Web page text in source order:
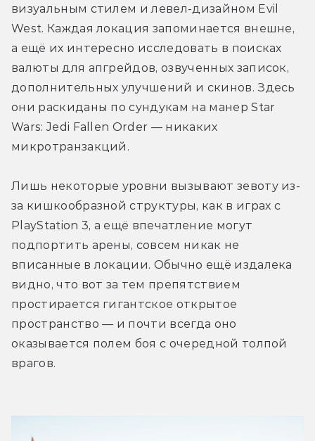
визуальным стилем и левел-дизайном Evil
West. Каждая локация запоминается внешне,
а ещё их интересно исследовать в поисках
валюты для апгрейдов, озвученных записок,
дополнительных улучшений и скинов. Здесь
они раскиданы по сундукам на манер Star
Wars: Jedi Fallen Order — никаких
микротранзакций.
Лишь некоторые уровни вызывают зевоту из-
за кишкообразной структуры, как в играх с
PlayStation 3, а ещё впечатление могут
подпортить арены, совсем никак не
вписанные в локации. Обычно ещё издалека
видно, что вот за тем препятствием
простирается гигантское открытое
пространство — и почти всегда оно
оказывается полем боя с очередной толпой
врагов.